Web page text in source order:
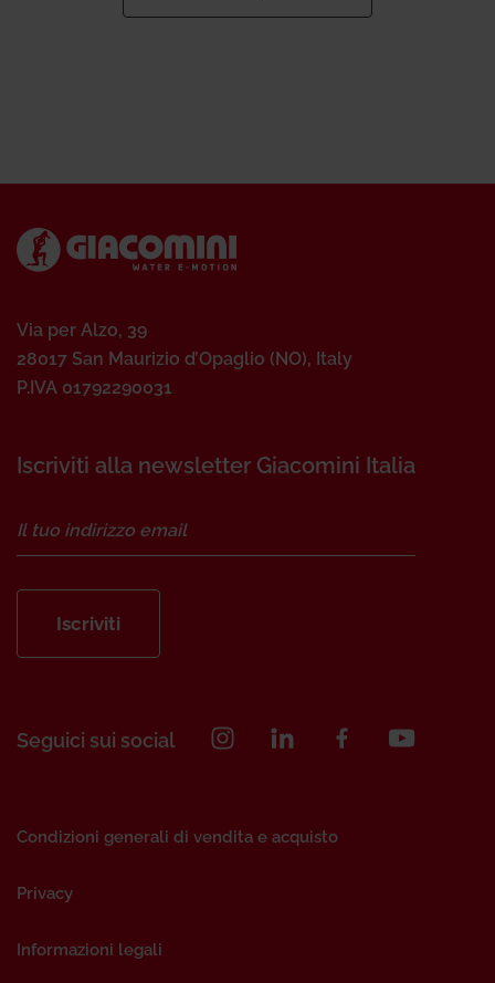
Via per Alzo, 39
28017 San Maurizio d’Opaglio (NO), Italy
P.IVA 01792290031
Iscriviti alla newsletter Giacomini Italia
Iscriviti
Seguici sui social
Condizioni generali di vendita e acquisto
Privacy
Informazioni legali